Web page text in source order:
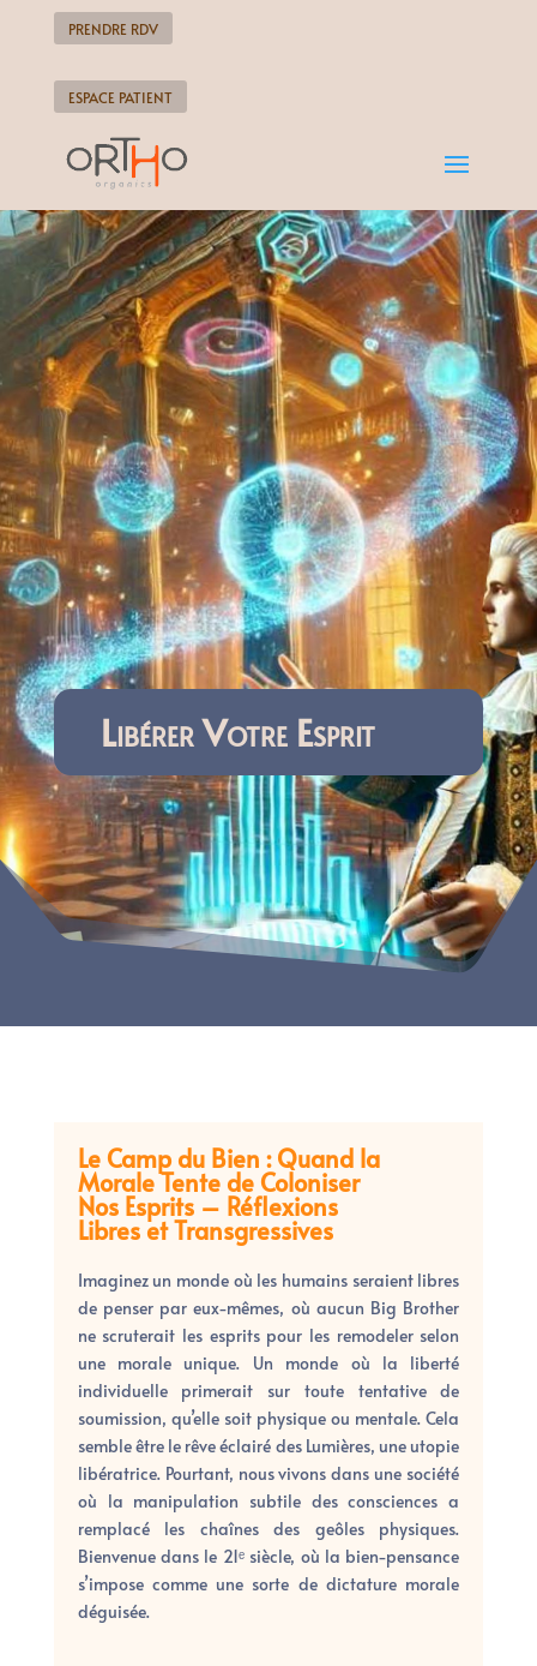
PRENDRE RDV
ESPACE PATIENT
Libérer Votre Esprit
Le Camp du Bien : Quand la
Morale Tente de Coloniser
Nos Esprits – Réflexions
Libres et Transgressives
Imaginez un monde où les humains seraient libres
de penser par eux-mêmes, où aucun Big Brother
ne scruterait les esprits pour les remodeler selon
une morale unique. Un monde où la liberté
individuelle primerait sur toute tentative de
soumission, qu’elle soit physique ou mentale. Cela
semble être le rêve éclairé des Lumières, une utopie
libératrice. Pourtant, nous vivons dans une société
où la manipulation subtile des consciences a
remplacé les chaînes des geôles physiques.
Bienvenue dans le 21ᵉ siècle, où la bien-pensance
s’impose comme une sorte de dictature morale
déguisée.